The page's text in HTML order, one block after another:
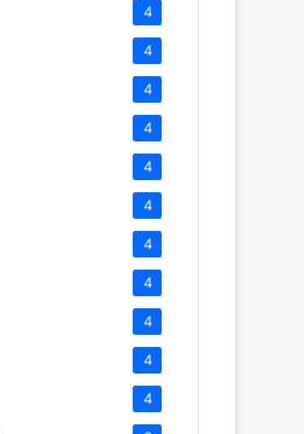
4
4
4
4
4
4
4
4
4
4
4